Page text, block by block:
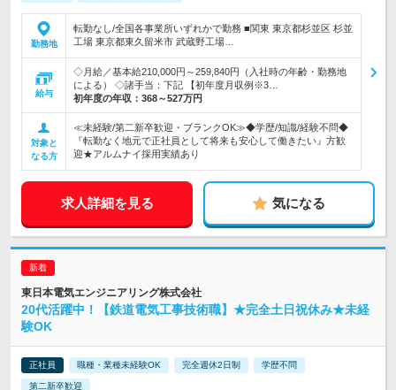
勤務地
転勤なし/全国各事業所いずれかで勤務 ■関東 東京都杉並区 杉並
工場 東京都東久留米市 武蔵野工場…
給与
◇月給／基本給210,000円～259,840円（入社時の年齢・勤務地
による） ◇諸手当：下記 【初年度月収例※3…
初年度の年収： 368～527万円
対象と
なる方
≪未経験/第二新卒歓迎・ブランクOK≫◆学歴/知識/経験不問◆
『転勤なく地元で正社員として将来も安心して働きたい』方歓
迎★アルムナイ採用実績あり
求人詳細を見る 気になる
東日本電気エンジニアリング株式会社
20代活躍中！【鉄道電気工事技術職】★完全土日祝休み★未経
験OK
正社員 職種・業種未経験OK 完全週休2日制 学歴不問
第二新卒歓迎